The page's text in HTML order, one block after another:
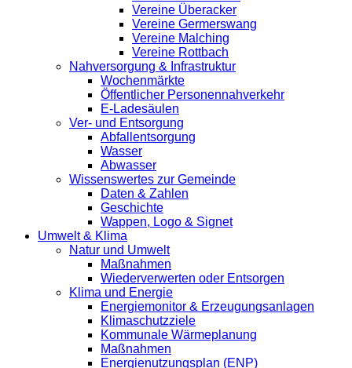
Vereine Überacker
Vereine Germerswang
Vereine Malching
Vereine Rottbach
Nahversorgung & Infrastruktur
Wochenmärkte
Öffentlicher Personennahverkehr
E-Ladesäulen
Ver- und Entsorgung
Abfallentsorgung
Wasser
Abwasser
Wissenswertes zur Gemeinde
Daten & Zahlen
Geschichte
Wappen, Logo & Signet
Umwelt & Klima
Natur und Umwelt
Maßnahmen
Wiederverwerten oder Entsorgen
Klima und Energie
Energiemonitor & Erzeugungsanlagen
Klimaschutzziele
Kommunale Wärmeplanung
Maßnahmen
Energienutzungsplan (ENP)